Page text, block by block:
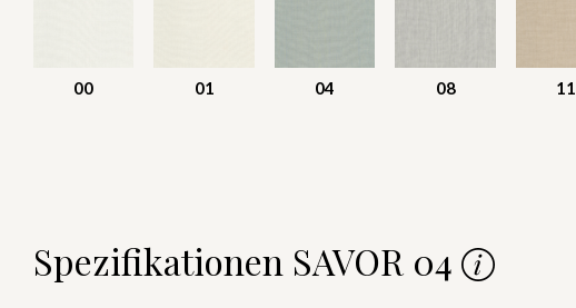
00 01 04 08 11
Spezifikationen SAVOR 04